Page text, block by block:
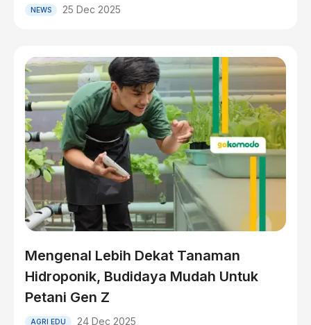
NEWS 25 Dec 2025
Mengenal Lebih Dekat Tanaman
Hidroponik, Budidaya Mudah Untuk
Petani Gen Z
AGRI EDU 24 Dec 2025